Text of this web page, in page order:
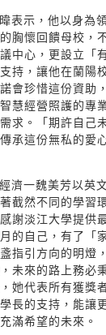
表示，他以身為
胸懷回饋母校，
中心，更設立「
持，讓他在蘭陽
會珍惜這份資助
慧經營照護的專
求。「期許自己
承這份無私的愛
濟一魏美芳以英
截然不同的學習
謝淡江大學提供
的自己，有了「
指引方向的明燈
未來的路上務必
她代表所有獲獎
長的支持，能讓
滿希望的未來。